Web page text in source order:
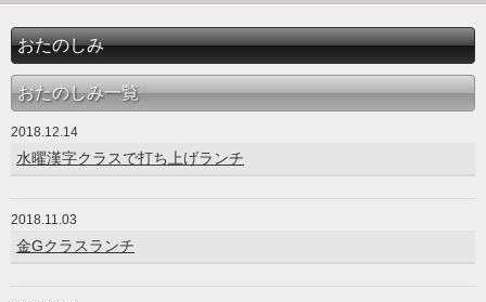
おたのしみ
おたのしみ一覧
2018.12.14
水曜漢字クラスで打ち上げランチ
2018.11.03
金Gクラスランチ